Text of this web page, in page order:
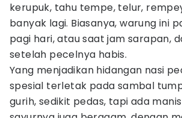
kerupuk, tahu tempe, telur,
banyak lagi. Biasanya, warung ini
pagi hari, atau saat jam sarapan,
setelah pecelnya habis.
Yang menjadikan hidangan nasi
spesial terletak pada sambal
gurih, sedikit pedas, tapi ada